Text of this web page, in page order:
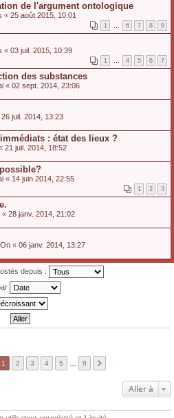
de l'argument ontologique
« 25 août 2015, 10:01
1 … 6 7 8 9
« 03 juil. 2015, 10:39
1 … 4 5 6 7
des substances
« 02 sept. 2014, 23:06
26 juil. 2014, 13:23
: état des lieux ?
21 juil. 2014, 18:52
« 14 juin 2014, 22:55
1 2 3
« 28 janv. 2014, 21:02
« 06 janv. 2014, 13:27
depuis :
1 2 3 4 5 9
Aller à